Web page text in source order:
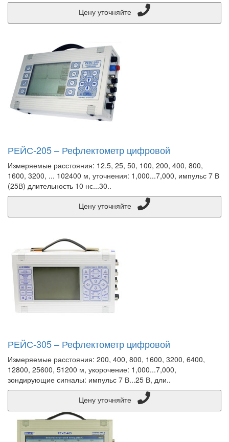
РЕЙС-205 – Рефлектометр цифровой
Измеряемые расстояния: 12.5, 25, 50, 100, 200, 400, 800,
1600, 3200, ... 102400 м, уточнения: 1,000...7,000, импульс 7 В
(25В) длительность 10 нс...30..
РЕЙС-305 – Рефлектометр цифровой
Измеряемые расстояния: 200, 400, 800, 1600, 3200, 6400,
12800, 25600, 51200 м, укорочение: 1,000...7,000,
зондирующие сигналы: импульс 7 В...25 В, дли..